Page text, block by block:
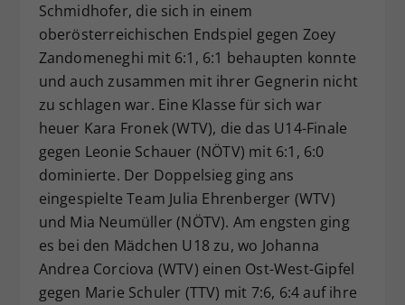
Schmidhofer, die sich in einem
oberösterreichischen Endspiel gegen Zoey
Zandomeneghi mit 6:1, 6:1 behaupten konnte
und auch zusammen mit ihrer Gegnerin nicht
zu schlagen war. Eine Klasse für sich war
heuer Kara Fronek (WTV), die das U14-Finale
gegen Leonie Schauer (NÖTV) mit 6:1, 6:0
dominierte. Der Doppelsieg ging ans
eingespielte Team Julia Ehrenberger (WTV)
und Mia Neumüller (NÖTV). Am engsten ging
es bei den Mädchen U18 zu, wo Johanna
Andrea Corciova (WTV) einen Ost-West-Gipfel
gegen Marie Schuler (TTV) mit 7:6, 6:4 auf ihre